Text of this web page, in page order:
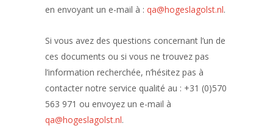
en envoyant un e-mail à : qa@hogeslagolst.nl.
Si vous avez des questions concernant l’un de
ces documents ou si vous ne trouvez pas
l’information recherchée, n’hésitez pas à
contacter notre service qualité au : +31 (0)570
563 971 ou envoyez un e-mail à
qa@hogeslagolst.nl.